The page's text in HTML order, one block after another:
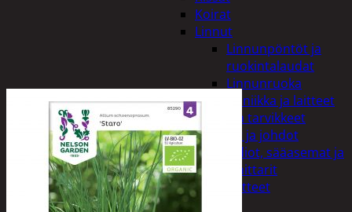
Koirat
Linnut
Linnunpöntöt ja
ruokintalaudat
Linnunruoka
Kodin elektroniikka ja laitteet
Imurit ja tarvikkeet
Kaapelit ja johdot
Kelloradiot, sääasemat ja
lämpömittarit
Oheislaitteet